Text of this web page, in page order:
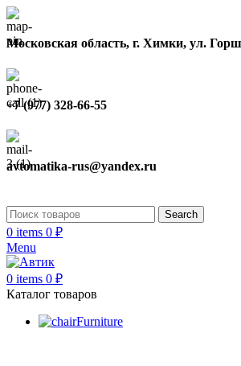
Московская область, г. Химки, ул.
+7 (977) 328-66-55
avtomatika-rus@yandex.ru
Search
0 items 0 ₽
Menu
0 items 0 ₽
Каталог товаров
Furniture